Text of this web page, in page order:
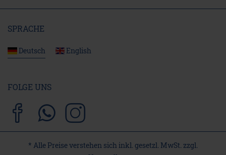
SPRACHE
Deutsch English
FOLGE UNS
* Alle Preise verstehen sich inkl. gesetzl. MwSt. zzgl.